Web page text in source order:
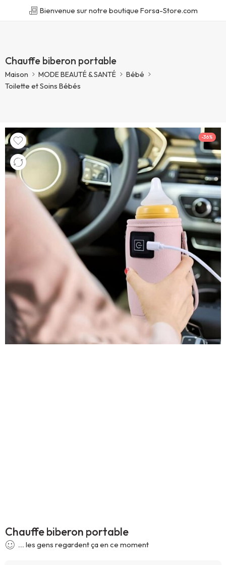
Bienvenue sur notre boutique Forsa-Store.com
Chauffe biberon portable
Maison MODE BEAUTÉ & SANTÉ
Bébé
Toilette et Soins Bébés
-36%
Chauffe biberon portable
... les gens regardent ça en ce moment